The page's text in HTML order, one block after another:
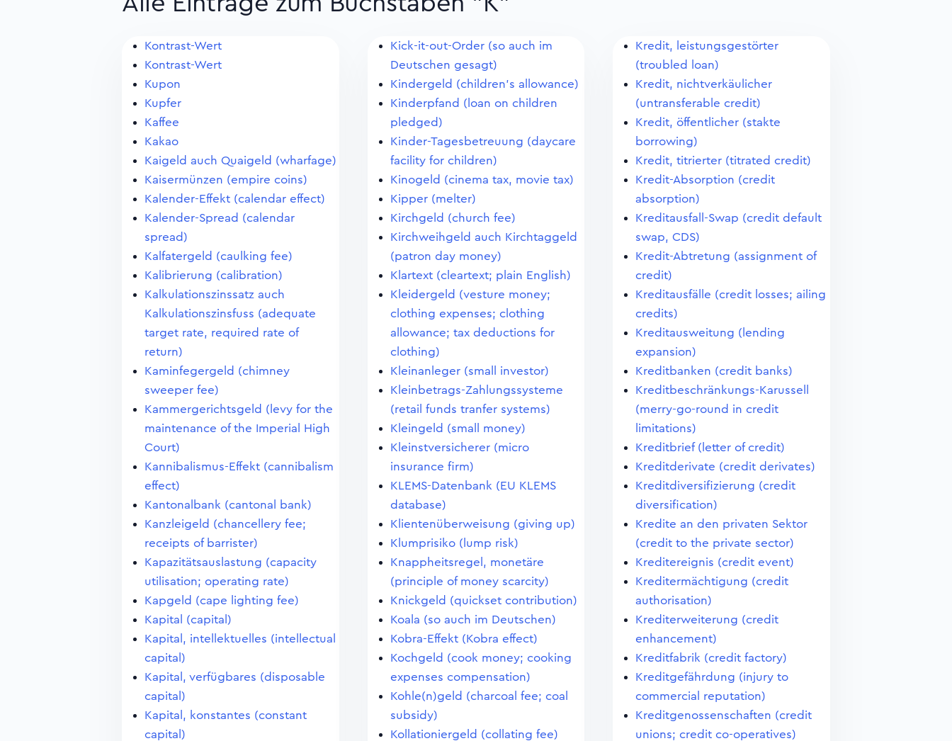
Kontrast-Wert
Kontrast-Wert
Kupon
Kupfer
Kaffee
Kakao
Kaigeld auch Quaigeld (wharfage)
Kaisermünzen (empire coins)
Kalender-Effekt (calendar effect)
Kalender-Spread (calendar
spread)
Kalfatergeld (caulking fee)
Kalibrierung (calibration)
Kalkulationszinssatz auch
Kalkulationszinsfuss (adequate
target rate, required rate of
return)
Kaminfegergeld (chimney
sweeper fee)
Kammergerichtsgeld (levy for the
maintenance of the Imperial High
Court)
Kannibalismus-Effekt (cannibalism
effect)
Kantonalbank (cantonal bank)
Kanzleigeld (chancellery fee;
receipts of barrister)
Kapazitätsauslastung (capacity
utilisation; operating rate)
Kapgeld (cape lighting fee)
Kapital (capital)
Kapital, intellektuelles (intellectual
capital)
Kapital, verfügbares (disposable
capital)
Kapital, konstantes (constant
capital)
Kick-it-out-Order (so auch im
Deutschen gesagt)
Kindergeld (children's allowance)
Kinderpfand (loan on children
pledged)
Kinder-Tagesbetreuung (daycare
facility for children)
Kinogeld (cinema tax, movie tax)
Kipper (melter)
Kirchgeld (church fee)
Kirchweihgeld auch Kirchtaggeld
(patron day money)
Klartext (cleartext; plain English)
Kleidergeld (vesture money;
clothing expenses; clothing
allowance; tax deductions for
clothing)
Kleinanleger (small investor)
Kleinbetrags-Zahlungssysteme
(retail funds tranfer systems)
Kleingeld (small money)
Kleinstversicherer (micro
insurance firm)
KLEMS-Datenbank (EU KLEMS
database)
Klientenüberweisung (giving up)
Klumprisiko (lump risk)
Knappheitsregel, monetäre
(principle of money scarcity)
Knickgeld (quickset contribution)
Koala (so auch im Deutschen)
Kobra-Effekt (Kobra effect)
Kochgeld (cook money; cooking
expenses compensation)
Kohle(n)geld (charcoal fee; coal
subsidy)
Kollationiergeld (collating fee)
Kredit, leistungsgestörter
(troubled loan)
Kredit, nichtverkäulicher
(untransferable credit)
Kredit, öffentlicher (stakte
borrowing)
Kredit, titrierter (titrated credit)
Kredit-Absorption (credit
absorption)
Kreditausfall-Swap (credit default
swap, CDS)
Kredit-Abtretung (assignment of
credit)
Kreditausfälle (credit losses; ailing
credits)
Kreditausweitung (lending
expansion)
Kreditbanken (credit banks)
Kreditbeschränkungs-Karussell
(merry-go-round in credit
limitations)
Kreditbrief (letter of credit)
Kreditderivate (credit derivates)
Kreditdiversifizierung (credit
diversification)
Kredite an den privaten Sektor
(credit to the private sector)
Kreditereignis (credit event)
Kreditermächtigung (credit
authorisation)
Krediterweiterung (credit
enhancement)
Kreditfabrik (credit factory)
Kreditgefährdung (injury to
commercial reputation)
Kreditgenossenschaften (credit
unions; credit co-operatives)